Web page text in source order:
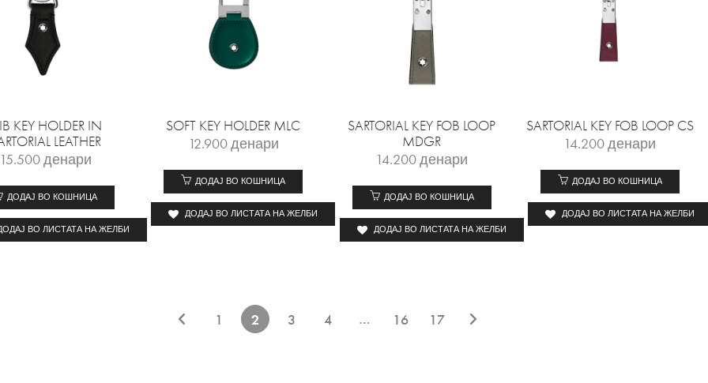
KEY HOLDER IN
LEATHER
денари
ДОДАЈ ВО КОШНИЦА
ВО ЛИСТАТА НА ЖЕЛБИ
SOFT KEY HOLDER MLC
12.900денари
ДОДАЈ ВО КОШНИЦА
ДОДАЈ ВО ЛИСТАТА НА ЖЕЛБИ
SARTORIAL KEY FOB LOOP
MDGR
14.200денари
ДОДАЈ ВО КОШНИЦА
ДОДАЈ ВО ЛИСТАТА НА ЖЕЛБИ
SARTORIAL KEY FOB LOOP CS
14.200денари
ДОДАЈ ВО КОШНИЦА
ДОДАЈ ВО ЛИСТАТА НА ЖЕЛБИ
1 2 3 4 … 16 17